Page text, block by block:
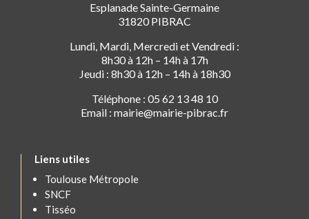
Esplanade Sainte-Germaine
31820 PIBRAC
Lundi, Mardi, Mercredi et Vendredi :
8h30 à 12h – 14h à 17h
Jeudi : 8h30 à 12h – 14h à 18h30
Téléphone : 05 62 13 48 10
Email : mairie@mairie-pibrac.fr
Liens utiles
Toulouse Métropole
SNCF
Tisséo